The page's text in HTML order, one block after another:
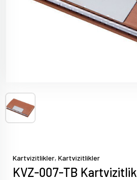
Kartvizitlikler, Kartvizitlikler
KVZ-007-TB Kartvizitlik